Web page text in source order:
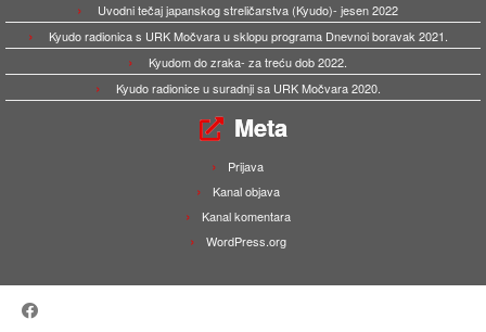
Uvodni tečaj japanskog streličarstva (Kyudo)- jesen 2022
Kyudo radionica s URK Močvara u sklopu programa Dnevnoi boravak 2021.
Kyudom do zraka- za treću dob 2022.
Kyudo radionice u suradnji sa URK Močvara 2020.
Meta
Prijava
Kanal objava
Kanal komentara
WordPress.org